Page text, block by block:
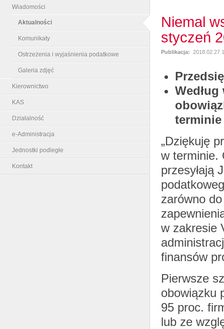
Wiadomości
Aktualności
Komunikaty
Ostrzeżenia i wyjaśnienia podatkowe
Galeria zdjęć
Kierownictwo
KAS
Działalność
e-Administracja
Jednostki podległe
Kontakt
Niemal
styczeń
Publikacja: 2018.02.27
terminie
„Dziękuję
w terminie.
przesyłają
zarówno
w zakresie
finansów
Pierwsze
obowiązku
95 proc.
lub ze